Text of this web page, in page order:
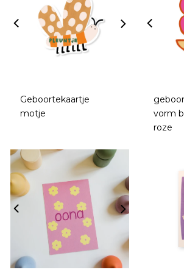
Geboortekaartje
motje
vorm
roze